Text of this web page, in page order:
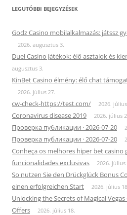
LEGUTÓBBI BEJEGYZÉSEK
Godz Casino mobilalkalmazás: játssz
2026. augusztus 3.
Duel Casino játékok: élő asztalok és
augusztus 3.
KinBet Casino élmény: élő chat
2026. július 27.
cw-check-https://test.com/ 2026.
Coronavirus disease 2019 2026. július
Проверка публикации · 2026-07-20
Проверка публикации · 2026-07-20
Conheça os melhores hiper bet casino
funcionalidades exclusivas
2026. július
So nutzen Sie den Drückglück Bonus
einen erfolgreichen Start
2026. július
Unlocking the Secrets of Magical
Offers
2026. július 18.